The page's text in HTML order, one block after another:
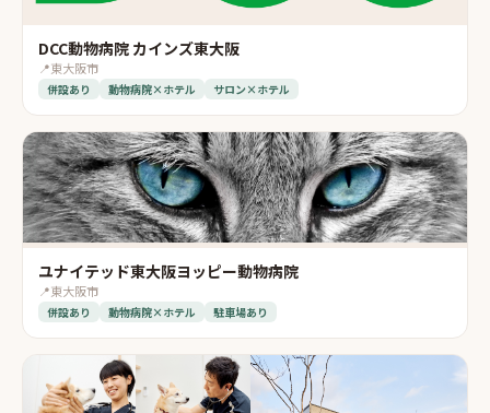
DCC動物病院 カインズ東大阪
📍東大阪市
併設あり 動物病院×ホテル サロン×ホテル
ユナイテッド東大阪ヨッピー動物病院
📍東大阪市
併設あり 動物病院×ホテル 駐車場あり